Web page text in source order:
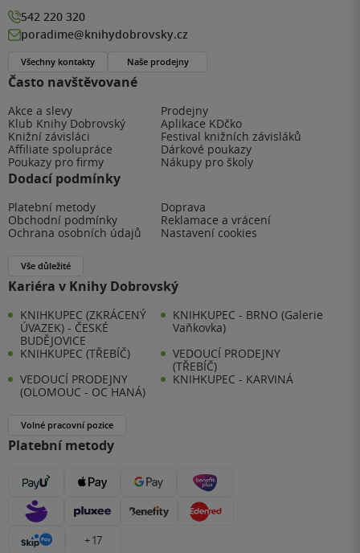
Často navštěvované
Akce a slevy
Prodejny
Klub Knihy Dobrovský
Aplikace KDčko
Knižní závisláci
Festival knižních závisláků
Affiliate spolupráce
Dárkové poukazy
Poukazy pro firmy
Nákupy pro školy
Dodací podmínky
Platební metody
Doprava
Obchodní podmínky
Reklamace a vrácení
Ochrana osobních údajů
Nastavení cookies
Vše důležité
Kariéra v Knihy Dobrovský
KNIHKUPEC (ZKRÁCENÝ
ÚVAZEK) - ČESKÉ
BUDĚJOVICE
KNIHKUPEC - BRNO (Galerie
Vaňkovka)
KNIHKUPEC (TŘEBÍČ)
VEDOUCÍ PRODEJNY
(TŘEBÍČ)
VEDOUCÍ PRODEJNY
(OLOMOUC - OC HANÁ)
KNIHKUPEC - KARVINÁ
Volné pracovní pozice
Platební metody
+ 17
542 220 320
poradime@knihydobrovsky.cz
Všechny kontakty Naše prodejny